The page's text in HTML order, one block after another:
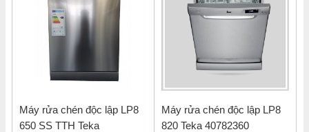
Máy rửa chén độc lập LP8
650 SS TTH Teka
Máy rửa chén độc lập LP8
820 Teka 40782360